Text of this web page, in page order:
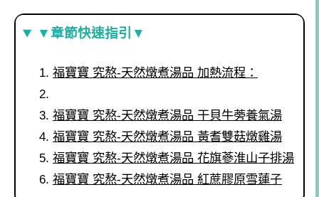
▼章節快速指引▼
福寶寶 究熬-天然燉煮湯品 加熱流程：
福寶寶 究熬-天然燉煮湯品 干貝牛蒡養氣湯
福寶寶 究熬-天然燉煮湯品 黃耆雙菇燉雞湯
福寶寶 究熬-天然燉煮湯品 花旗蔘淮山子排湯
福寶寶 究熬-天然燉煮湯品 紅蔗膠原雪蓮子